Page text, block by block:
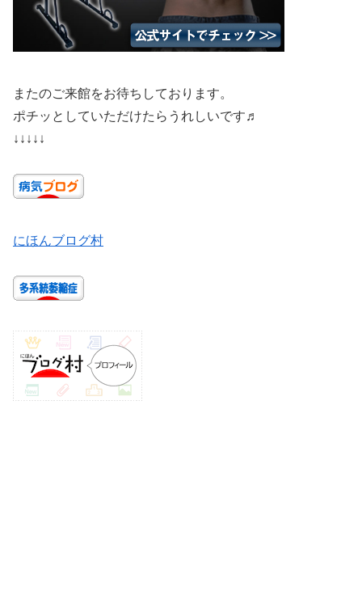
またのご来館をお待ちしております。
ポチッとしていただけたらうれしいです♬
↓↓↓↓↓
にほんブログ村